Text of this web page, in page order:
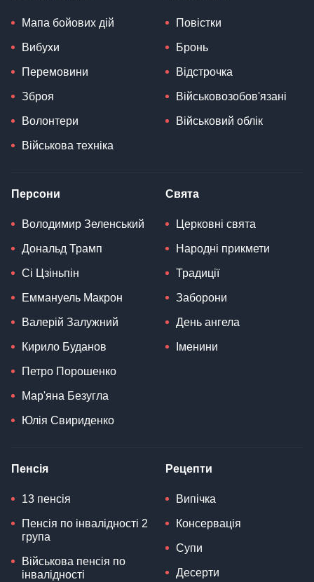
Мапа бойових дій
Вибухи
Перемовини
Зброя
Волонтери
Військова техніка
Повістки
Бронь
Відстрочка
Військовозобов'язані
Військовий облік
Персони
Володимир Зеленський
Дональд Трамп
Сі Цзіньпін
Еммануель Макрон
Валерій Залужний
Кирило Буданов
Петро Порошенко
Мар'яна Безугла
Юлія Свириденко
Свята
Церковні свята
Народні прикмети
Традиції
Заборони
День ангела
Іменини
Пенсія
13 пенсія
Пенсія по інвалідності 2
група
Військова пенсія по
інвалідності
Рецепти
Випічка
Консервація
Супи
Десерти